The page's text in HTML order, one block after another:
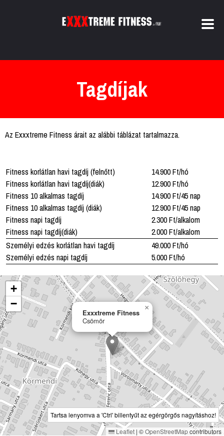
Tagdíjak
Az Exxxtreme Fitness árait az alábbi táblázat tartalmazza.
Fitness korlátlan havi tagdíj (felnőtt)
14.900 Ft/hó
Fitness korlátlan havi tagdíj(diák)
12.900 Ft/hó
Fitness 10 alkalmas tagdíj
14.900 Ft/45 nap
Fitness 10 alkalmas tagdíj (diák)
12.900 Ft/45 nap
Fitness napi tagdíj
2.300 Ft/alkalom
Fitness napi tagdíj(diák)
2.000 Ft/alkalom
Személyi edzés korlátlan havi tagdíj
49.000 Ft/hó
Személyi edzés napi tagdíj
5.000 Ft/hó
Exxxtreme Fitness
Csömör
×
+
−
Tartsa lenyomva a 'Ctrl' billentyűt az egérgörgős nagyításhoz!
Leaflet | ©OpenStreetMapcontributors